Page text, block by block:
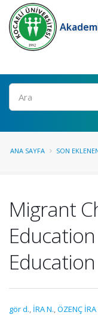
Ara
ANA SAYFA SON
Migrant
gör d., İRA N.,ÖZENÇ İRA